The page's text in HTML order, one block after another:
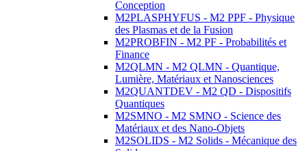
Conception
M2PLASPHYFUS - M2 PPF - Physique
des Plasmas et de la Fusion
M2PROBFIN - M2 PF - Probabilités et
Finance
M2QLMN - M2 QLMN - Quantique,
Lumière, Matériaux et Nanosciences
M2QUANTDEV - M2 QD - Dispositifs
Quantiques
M2SMNO - M2 SMNO - Science des
Matériaux et des Nano-Objets
M2SOLIDS - M2 Solids - Mécanique des